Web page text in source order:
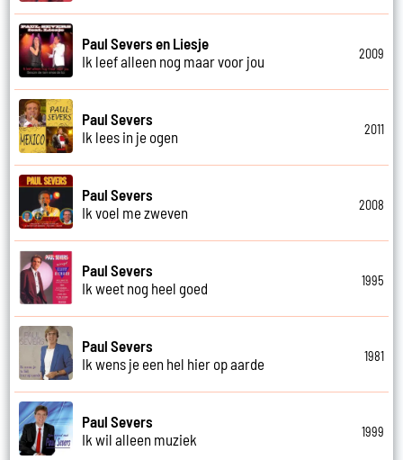
Paul Severs en Liesje
Ik leef alleen nog maar voor jou
2009
Paul Severs
Ik lees in je ogen
2011
Paul Severs
Ik voel me zweven
2008
Paul Severs
Ik weet nog heel goed
1995
Paul Severs
Ik wens je een hel hier op aarde
1981
Paul Severs
Ik wil alleen muziek
1999